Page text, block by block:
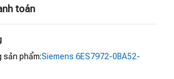
toán
sản phẩm:Siemens 6ES7972-0BA52-